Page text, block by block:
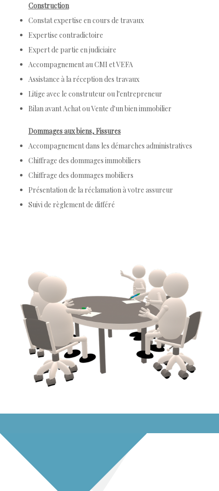
Construction
Constat expertise en cours de travaux
Expertise contradictoire
Expert de partie en judiciaire
Accompagnement au CMI et VEFA
Assistance à la réception des travaux
Litige avec le construteur ou l'entrepreneur
Bilan avant Achat ou Vente d'un bien immobilier
Dommages aux biens, Fissures
Accompagnement dans les démarches administratives
Chiffrage des dommages immobiliers
Chiffrage des dommages mobiliers
Présentation de la réclamation à votre assureur
Suivi de règlement de différé